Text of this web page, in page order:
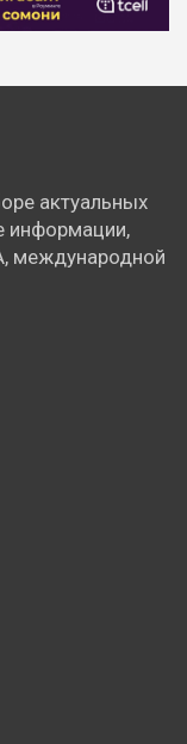
актуальных
информации,
международной